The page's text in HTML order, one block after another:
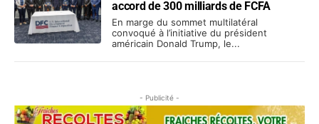
accord de 300 milliards de FCFA
En marge du sommet multilatéral
convoqué à l’initiative du président
américain Donald Trump, le...
- Publicité -